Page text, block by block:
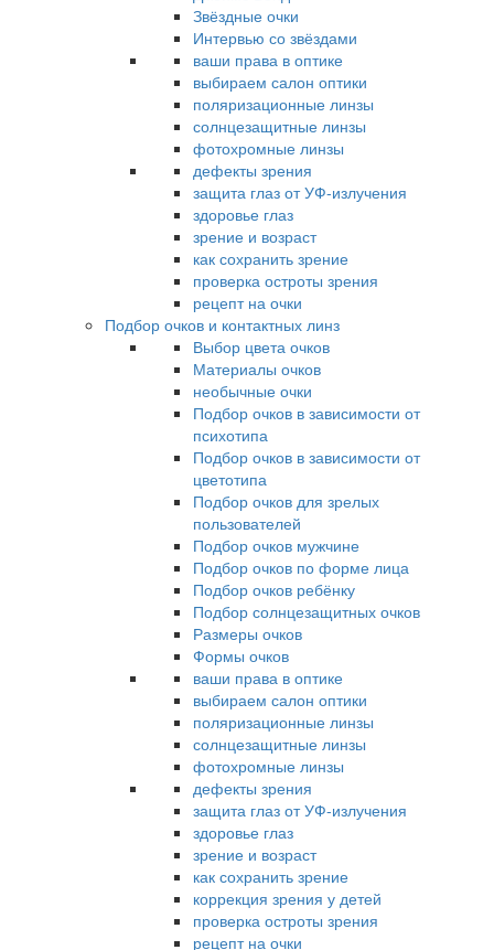
Звёздные очки
Интервью со звёздами
ваши права в оптике
выбираем салон оптики
поляризационные линзы
солнцезащитные линзы
фотохромные линзы
дефекты зрения
защита глаз от УФ-излучения
здоровье глаз
зрение и возраст
как сохранить зрение
проверка остроты зрения
рецепт на очки
Подбор очков и контактных линз
Выбор цвета очков
Материалы очков
необычные очки
Подбор очков в зависимости от
психотипа
Подбор очков в зависимости от
цветотипа
Подбор очков для зрелых
пользователей
Подбор очков мужчине
Подбор очков по форме лица
Подбор очков ребёнку
Подбор солнцезащитных очков
Размеры очков
Формы очков
ваши права в оптике
выбираем салон оптики
поляризационные линзы
солнцезащитные линзы
фотохромные линзы
дефекты зрения
защита глаз от УФ-излучения
здоровье глаз
зрение и возраст
как сохранить зрение
коррекция зрения у детей
проверка остроты зрения
рецепт на очки